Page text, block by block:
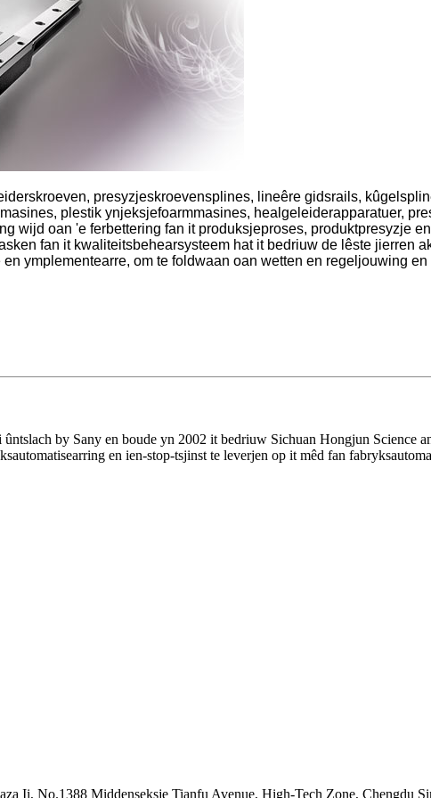
presyzjeskroevensplines, lineêre gidsrails,
plestik ynjeksjefoarmmasines, healgeleiderapparatuer,
wijd oan 'e ferbettering fan it produksjeproses, produktpresyzje
fan it kwaliteitsbehearsysteem hat it bedriuw de lêste jierren
ymplementearre, om te foldwaan oan wetten en regeljouwing
ûntslach by Sany en boude yn 2002 it bedriuw Sichuan Hongjun
en ien-stop-tsjinst te leverjen op it mêd fan
Ii, No.1388 Middenseksje Tianfu Avenue, High-Tech Zone, Chengdu